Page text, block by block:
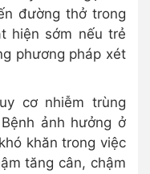
đường thở trong
hiện sớm nếu trẻ
phương pháp xét
cơ nhiễm trùng
ảnh hưởng ở
khăn trong việc
tăng cân, chậm